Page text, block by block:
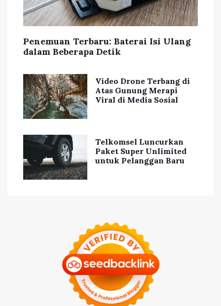
Penemuan Terbaru: Baterai Isi Ulang
dalam Beberapa Detik
Video Drone Terbang di
Atas Gunung Merapi
Viral di Media Sosial
Telkomsel Luncurkan
Paket Super Unlimited
untuk Pelanggan Baru